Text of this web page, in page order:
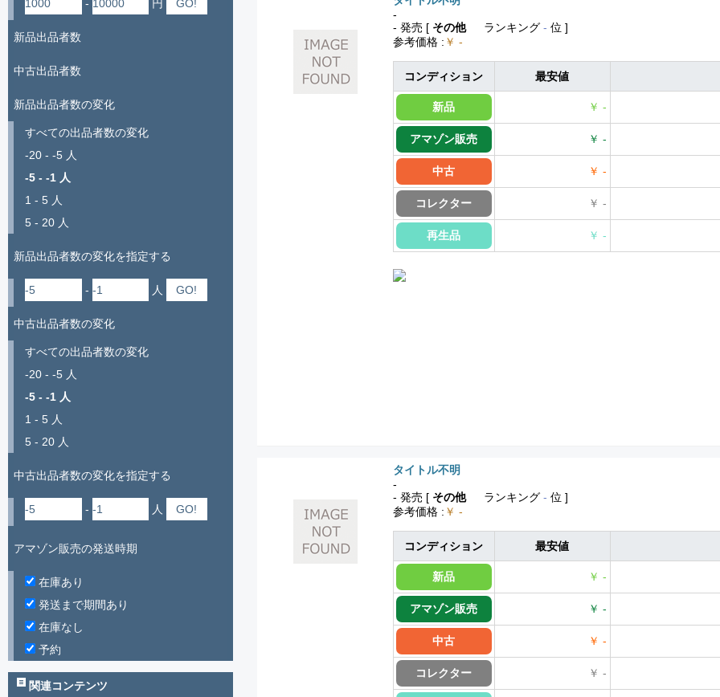
-
- 発売 [ その他 ランキング - 位 ]
参考価格 : ￥ -
コンディション 最安値
新品 ￥ -
アマゾン販売 ￥ -
中古 ￥ -
コレクター ￥ -
再生品 ￥ -
タイトル不明
-
- 発売 [ その他 ランキング - 位 ]
参考価格 : ￥ -
コンディション 最安値
新品 ￥ -
アマゾン販売 ￥ -
中古 ￥ -
コレクター ￥ -
- 円
新品出品者数
中古出品者数
新品出品者数の変化
すべての出品者数の変化
-20 - -5 人
-5 - -1 人
1 - 5 人
5 - 20 人
新品出品者数の変化を指定する
- 人
中古出品者数の変化
すべての出品者数の変化
-20 - -5 人
-5 - -1 人
1 - 5 人
5 - 20 人
中古出品者数の変化を指定する
- 人
アマゾン販売の発送時期
在庫あり
発送まで期間あり
在庫なし
予約
関連コンテンツ